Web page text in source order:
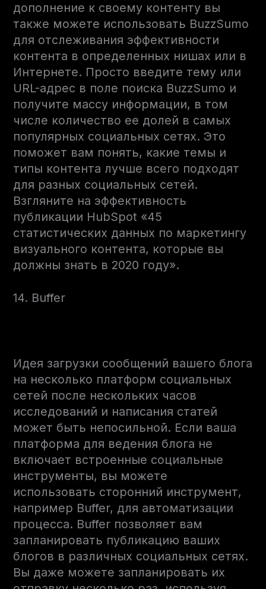
дополнение к своему контенту вы
также можете использовать BuzzSumo
для отслеживания эффективности
контента в определенных нишах или в
Интернете. Просто введите тему или
URL-адрес в поле поиска BuzzSumo и
получите массу информации, в том
числе количество ее долей в самых
популярных социальных сетях. Это
поможет вам понять, какие темы и
типы контента лучше всего подходят
для разных социальных сетей.
Взгляните на эффективность
публикации HubSpot «45
статистических данных по маркетингу
визуального контента, которые вы
должны знать в 2020 году».
14. Buffer
Идея загрузки сообщений вашего блога
на несколько платформ социальных
сетей после нескольких часов
исследований и написания статей
может быть непосильной. Если ваша
платформа для ведения блога не
включает встроенные социальные
инструменты, вы можете
использовать сторонний инструмент,
например Buffer, для автоматизации
процесса. Buffer позволяет вам
запланировать публикацию ваших
блогов в различных социальных сетях.
Вы даже можете запланировать их